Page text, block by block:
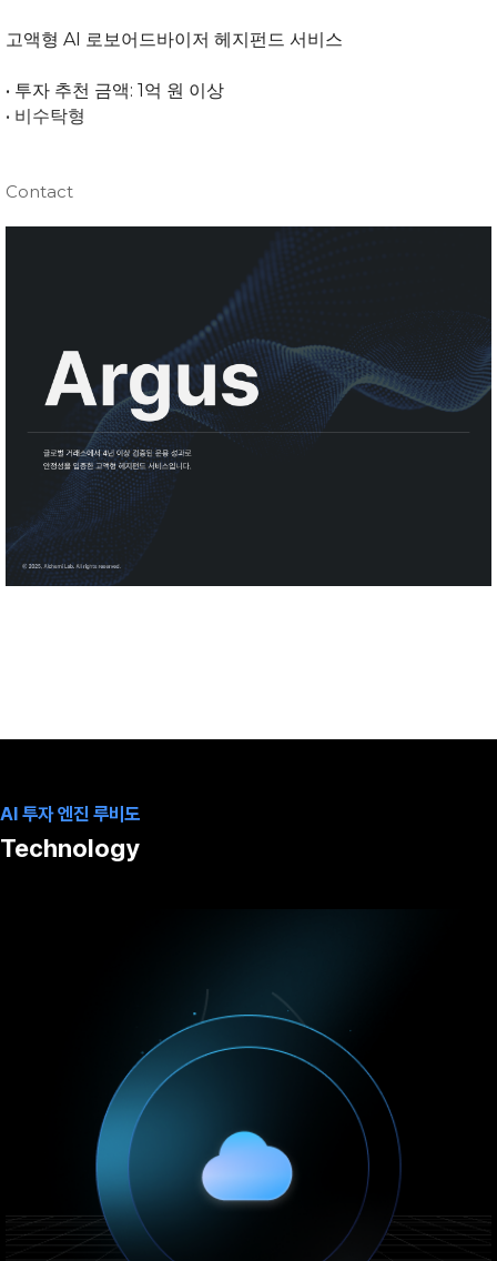
고액형 AI 로보어드바이저 헤지펀드 서비스
• 투자 추천 금액: 1억 원 이상
• 비수탁형
Contact
AI 투자 엔진 루비도
Technology